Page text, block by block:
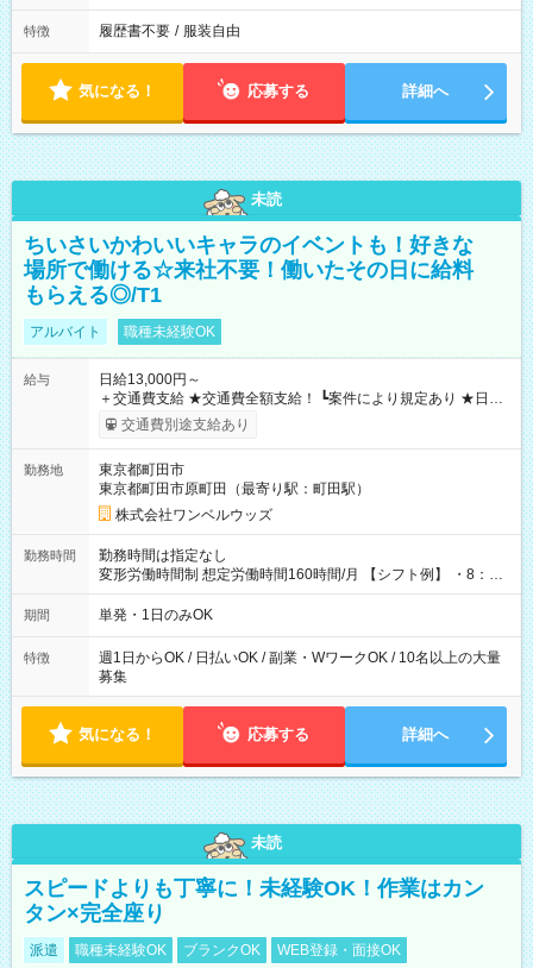
特徴 履歴書不要 / 服装自由
気になる！ 応募する 詳細へ
未読
ちいさいかわいいキャラのイベントも！好きな
場所で働ける☆来社不要！働いたその日に給料
もらえる◎/T1
アルバイト 職種未経験OK
給与
日給13,000円～
＋交通費支給 ★交通費全額支給！ ┗案件により規定あり ★日払
いOK！（規定あり） ┗働いたその日に現金GET♪ お仕事後はコ
ンビニATMから 日払い分を引き落とせます！ 【試用期間】試
交通費別途支給あり
勤務地
東京都町田市
東京都町田市原町田（最寄り駅：町田駅）
株式会社ワンベルウッズ
勤務時間
勤務時間は指定なし
変形労働時間制 想定労働時間160時間/月 【シフト例】 ・8：00
～21：00
期間 単発・1日のみOK
特徴
週1日からOK / 日払いOK / 副業・WワークOK / 10名以上の大量
募集
気になる！ 応募する 詳細へ
未読
スピードよりも丁寧に！未経験OK！作業はカン
タン×完全座り
派遣 職種未経験OK ブランクOK WEB登録・面接OK